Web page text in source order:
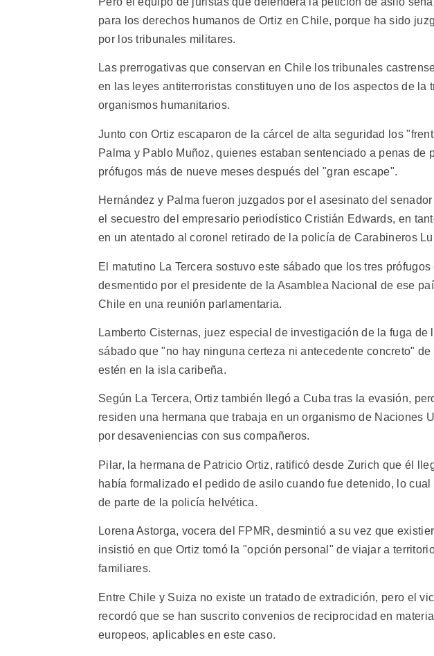
para los derechos humanos de Ortiz en Chile, porque ha sido
por los tribunales militares.
Las prerrogativas que conservan en Chile los tribunales
en las leyes antiterroristas constituyen uno de los aspectos de la
organismos humanitarios.
Junto con Ortiz escaparon de la cárcel de alta seguridad los
Palma y Pablo Muñoz, quienes estaban sentenciado a penas de
prófugos más de nueve meses después del "gran escape".
Hernández y Palma fueron juzgados por el asesinato del
el secuestro del empresario periodístico Cristián Edwards, en
en un atentado al coronel retirado de la policía de Carabineros
El matutino La Tercera sostuvo este sábado que los tres
desmentido por el presidente de la Asamblea Nacional de ese
Chile en una reunión parlamentaria.
Lamberto Cisternas, juez especial de investigación de la fuga
sábado que "no hay ninguna certeza ni antecedente concreto"
estén en la isla caribeña.
Según La Tercera, Ortiz también llegó a Cuba tras la evasión,
residen una hermana que trabaja en un organismo de Naciones
por desaveniencias con sus compañeros.
Pilar, la hermana de Patricio Ortiz, ratificó desde Zurich que él
había formalizado el pedido de asilo cuando fue detenido, lo
de parte de la policía helvética.
Lorena Astorga, vocera del FPMR, desmintió a su vez que
insistió en que Ortiz tomó la "opción personal" de viajar a
familiares.
Entre Chile y Suiza no existe un tratado de extradición, pero el
recordó que se han suscrito convenios de reciprocidad en
europeos, aplicables en este caso.